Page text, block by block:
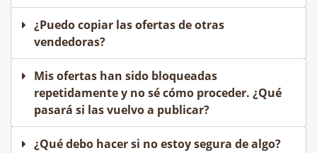
¿Puedo copiar las ofertas de otras
vendedoras?
Mis ofertas han sido bloqueadas
repetidamente y no sé cómo proceder. ¿Qué
pasará si las vuelvo a publicar?
¿Qué debo hacer si no estoy segura de algo?